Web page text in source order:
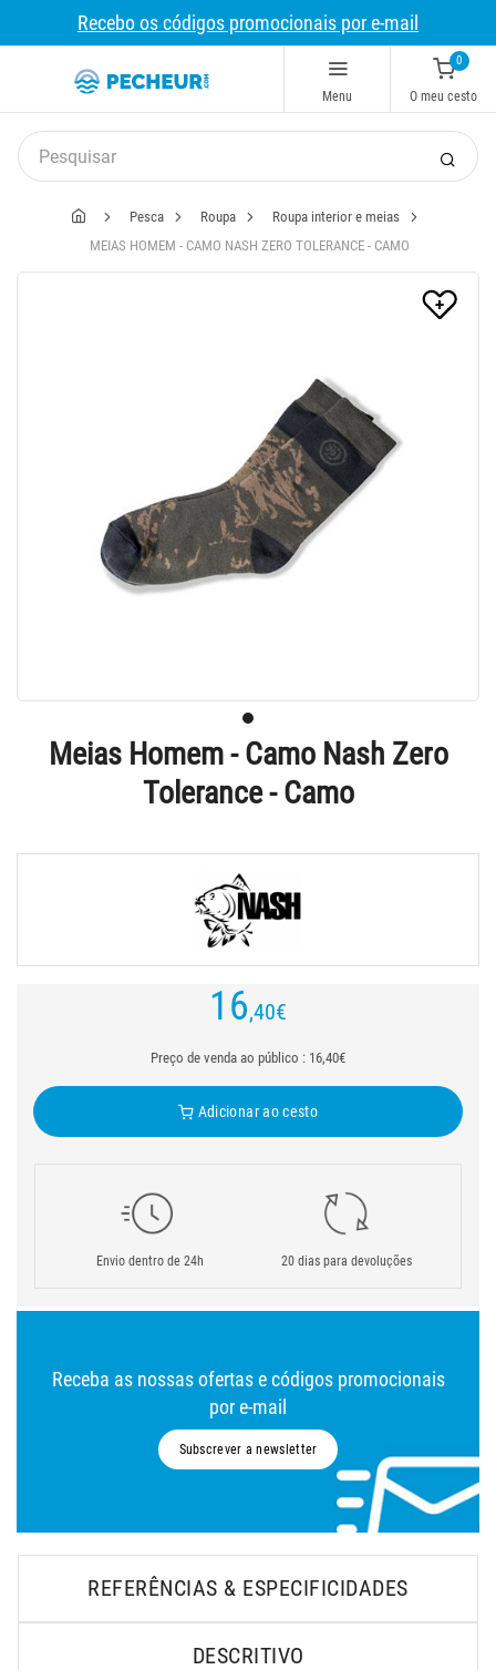
Recebo os códigos promocionais por e-mail
Menu
0
O meu cesto
Pesca Roupa
Roupa interior e meias
MEIAS HOMEM - CAMO NASH ZERO TOLERANCE - CAMO
Meias Homem - Camo Nash Zero
Tolerance - Camo
16,40€
Preço de venda ao público : 16,40€
Adicionar ao cesto
Envio dentro de 24h 20 dias para devoluções
Receba as nossas ofertas e códigos promocionais
por e-mail
Subscrever a newsletter
REFERÊNCIAS & ESPECIFICIDADES
DESCRITIVO